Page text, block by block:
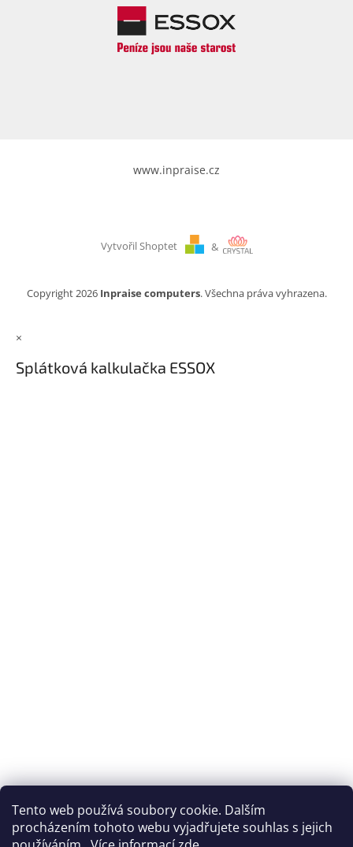
Tento web používá soubory cookie. Dalším
procházením tohoto webu vyjadřujete souhlas s jejich
www.inpraise.cz
Vytvořil Shoptet &
Copyright 2026 Inpraise computers. Všechna práva vyhrazena.
×
Splátková kalkulačka ESSOX